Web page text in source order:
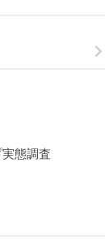
態調査